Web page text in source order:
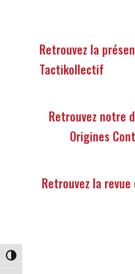
Passer en contraste élevé
Retrouvez la
Tactikollectif
Retrouvez notre
Origines
Retrouvez la